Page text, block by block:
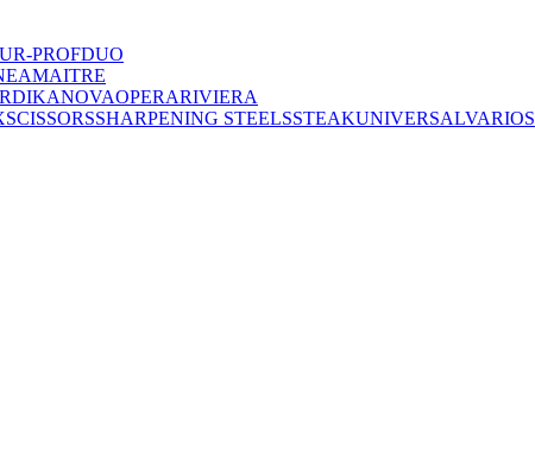
PROFDUO
MAITRE
NOVAOPERARIVIERA
SCISSORSSHARPENING STEELSSTEAKUNIVERSALVARIOS